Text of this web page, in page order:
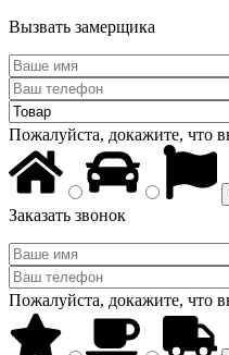
Вызвать замерщика
Пожалуйста, докажите, что
Заказать звонок
Пожалуйста, докажите, что